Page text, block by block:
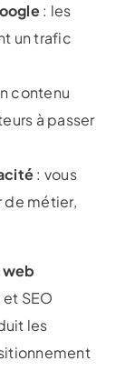
: les
un trafic
contenu
à passer
: vous
de métier,
SEO
les